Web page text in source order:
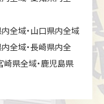
全域・山口県内全域
全域・長崎県内全
崎県全域・鹿児島県